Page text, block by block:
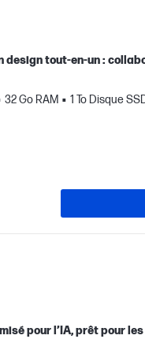
tout-en-un :
32 Go RAM 1 To Disque
pour l’IA, prêt pour